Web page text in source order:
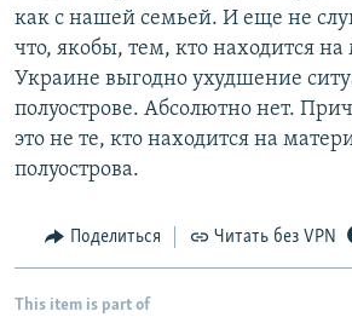
как с нашей семьей. И еще не
что, якобы, тем, кто находится
Украине выгодно ухудшение
полуострове. Абсолютно нет.
это не те, кто находится на
полуострова.
Поделиться Читать без VPN
This item is part of